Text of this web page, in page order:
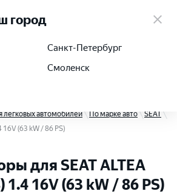
легковых автомобилей По марке авто
SEAT
16V (63 kW / 86 PS)
для SEAT ALTEA
1.4 16V (63 kW / 86 PS)
город
Санкт-Петербург
Смоленск